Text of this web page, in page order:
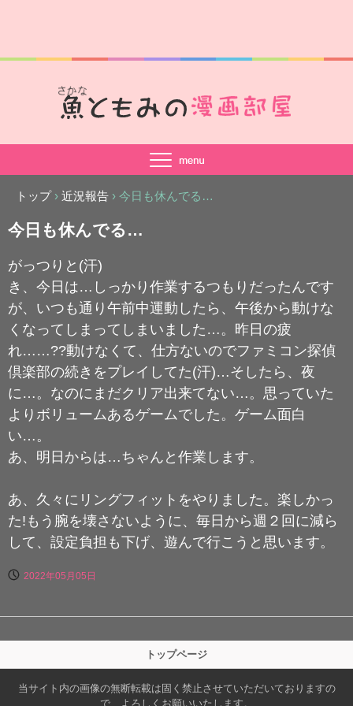
トップ › 近況報告 › 今日も休んでる…
今日も休んでる…
がっつりと(汗)
き、今日は…しっかり作業するつもりだったんです
が、いつも通り午前中運動したら、午後から動けな
くなってしまってしまいました…。昨日の疲
れ……??動けなくて、仕方ないのでファミコン探偵
倶楽部の続きをプレイしてた(汗)…そしたら、夜
に…。なのにまだクリア出来てない…。思っていた
よりボリュームあるゲームでした。ゲーム面白
い…。
あ、明日からは…ちゃんと作業します。
あ、久々にリングフィットをやりました。楽しかっ
た!もう腕を壊さないように、毎日から週２回に減ら
して、設定負担も下げ、遊んで行こうと思います。
2022年05月05日
トップページ
当サイト内の画像の無断転載は固く禁止させていただいておりますの
で、よろしくお願いいたします。